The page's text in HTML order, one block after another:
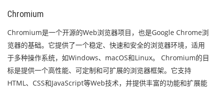
Chromium
Chromium是一个开源的Web浏览器项目，也是Google Chrome浏
览器的基础。它提供了一个稳定、快速和安全的浏览器环境，适用
于多种操作系统，如Windows、macOS和Linux。 Chromium的目
标是提供一个高性能、可定制和可扩展的浏览器框架。它支持
HTML、CSS和JavaScript等Web技术，并提供丰富的功能和扩展能